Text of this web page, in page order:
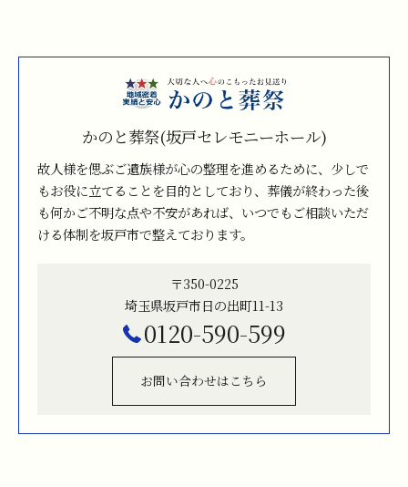
かのと葬祭(坂戸セレモニーホール)
故人様を偲ぶご遺族様が心の整理を進めるために、少しで
もお役に立てることを目的としており、葬儀が終わった後
も何かご不明な点や不安があれば、いつでもご相談いただ
ける体制を坂戸市で整えております。
〒350-0225
埼玉県坂戸市日の出町11-13
0120-590-599
お問い合わせはこちら